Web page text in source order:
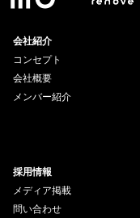
会社紹介
コンセプト
会社概要
メンバー紹介
採用情報
メディア掲載
問い合わせ